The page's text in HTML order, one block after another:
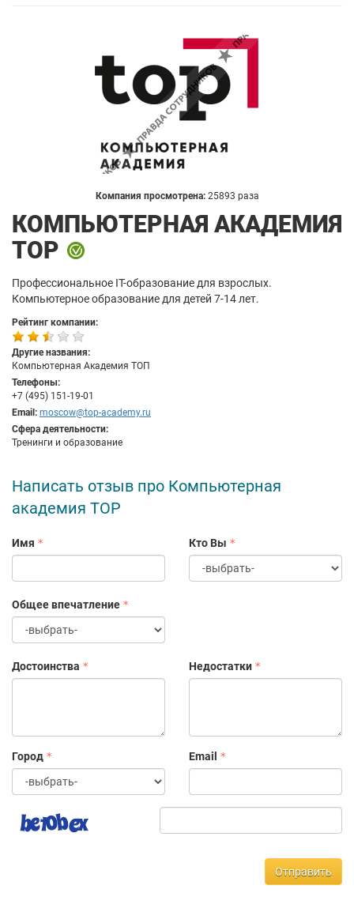
Компания просмотрена: 25893 раза
КОМПЬЮТЕРНАЯ АКАДЕМИЯ
TOP
Профессиональное IT-образование для взрослых.
Компьютерное образование для детей 7-14 лет.
Рейтинг компании:
Другие названия:
Компьютерная Академия ТОП
Телефоны:
+7 (495) 151-19-01
Email: moscow@top-academy.ru
Сфера деятельности:
Тренинги и образование
Написать отзыв про Компьютерная
академия TOP
Имя Кто Вы
Общее впечатление
Достоинства Недостатки
Город Email
Отправить